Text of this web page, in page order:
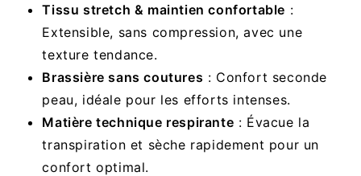
Tissu stretch & maintien confortable :
Extensible, sans compression, avec une
texture tendance.
Brassière sans coutures : Confort seconde
peau, idéale pour les efforts intenses.
Matière technique respirante : Évacue la
transpiration et sèche rapidement pour un
confort optimal.